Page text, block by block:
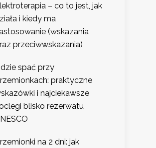
– co to jest, jak
i kiedy ma
(wskazania
przeciwwskazania)
spać przy
praktyczne
i najciekawsze
blisko rezerwatu
na 2 dni: jak